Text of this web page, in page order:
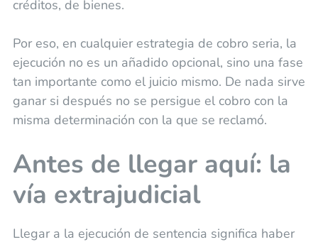
créditos, de bienes.
Por eso, en cualquier estrategia de cobro seria, la
ejecución no es un añadido opcional, sino una fase
tan importante como el juicio mismo. De nada sirve
ganar si después no se persigue el cobro con la
misma determinación con la que se reclamó.
Antes de llegar aquí: la
vía extrajudicial
Llegar a la ejecución de sentencia significa haber